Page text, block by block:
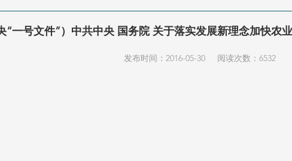
“一号文件”）中共中央 国务院 关于落实发展新理念加快农
发布时间：2016-05-30 阅读次数：6532